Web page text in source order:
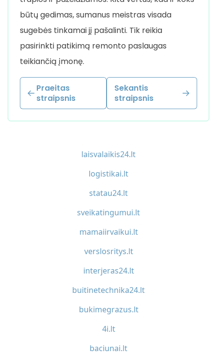
būtų gedimas, sumanus meistras visada
sugebės tinkamai jį pašalinti. Tik reikia
pasirinkti patikimą remonto paslaugas
teikiančią įmonę.
Praeitas
straipsnis
Sekantis
straipsnis
laisvalaikis24.lt
logistikai.lt
statau24.lt
sveikatingumui.lt
mamaiirvaikui.lt
verslosritys.lt
interjeras24.lt
buitinetechnika24.lt
bukimegrazus.lt
4i.lt
baciunai.lt